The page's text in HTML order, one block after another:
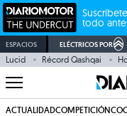
todo
ESPACIOS ELÉCTRICOS POR
Lucid Récord Qashqai
ACTUALIDADCOMPETICIÓN